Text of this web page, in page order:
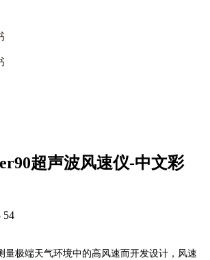
超声波风速仪-中文彩
54
量极端天气环境中的高风速而开发设计，风速